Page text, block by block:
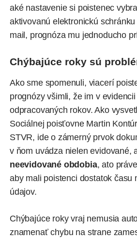
aké nastavenie si poistenec
aktivovanú elektronickú
mail, prognóza mu jednoducho
Chýbajúce roky sú
Ako sme spomenuli, viacerí
prognózy všimli, že im v
odpracovaných rokov. Ako
Sociálnej poisťovne Martin
STVR, ide o zámerný prvok
v ňom uvádza nielen evidované,
neevidované obdobia, ato
aby mali poistenci dostatok času
údajov.
Chýbajúce roky vraj nemusia
znamenať chybu na strane